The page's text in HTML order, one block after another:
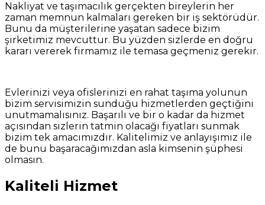
Nakliyat ve taşımacılık gerçekten bireylerin her
zaman memnun kalmaları gereken bir iş sektörüdür.
Bunu da müşterilerine yaşatan sadece bizim
şirketimiz mevcuttur. Bu yüzden sizlerde en doğru
kararı vererek firmamız ile temasa geçmeniz gerekir.
Evlerinizi veya ofislerinizi en rahat taşıma yolunun
bizim servisimizin sunduğu hizmetlerden geçtiğini
unutmamalısınız. Başarılı ve bir o kadar da hizmet
açısından sizlerin tatmin olacağı fiyatları sunmak
bizim tek amacımızdır. Kalitelimiz ve anlayışımız ile
de bunu başaracağımızdan asla kimsenin şüphesi
olmasın.
Kaliteli Hizmet